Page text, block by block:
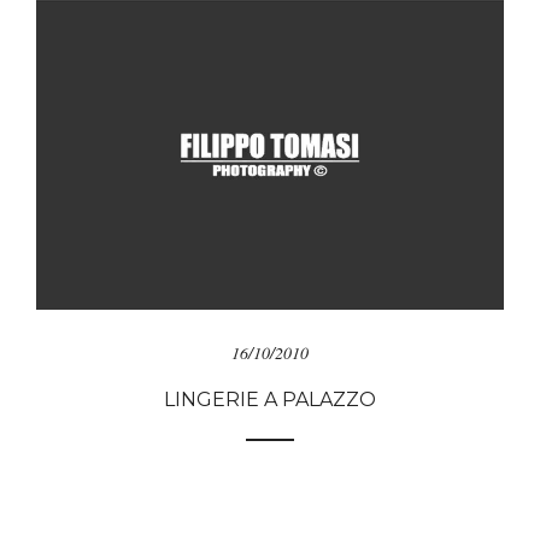
16/10/2010
LINGERIE A PALAZZO